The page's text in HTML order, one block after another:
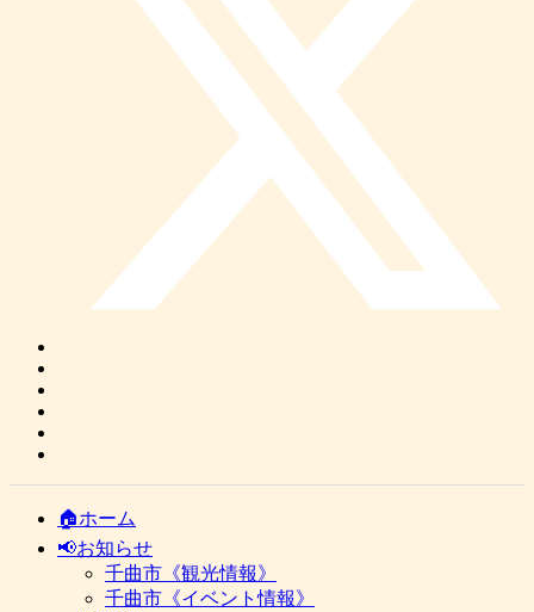
🏠ホーム
📢お知らせ
千曲市《観光情報》
千曲市《イベント情報》